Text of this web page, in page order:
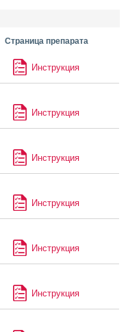
Страница препарата
Инструкция
Инструкция
Инструкция
Инструкция
Инструкция
Инструкция